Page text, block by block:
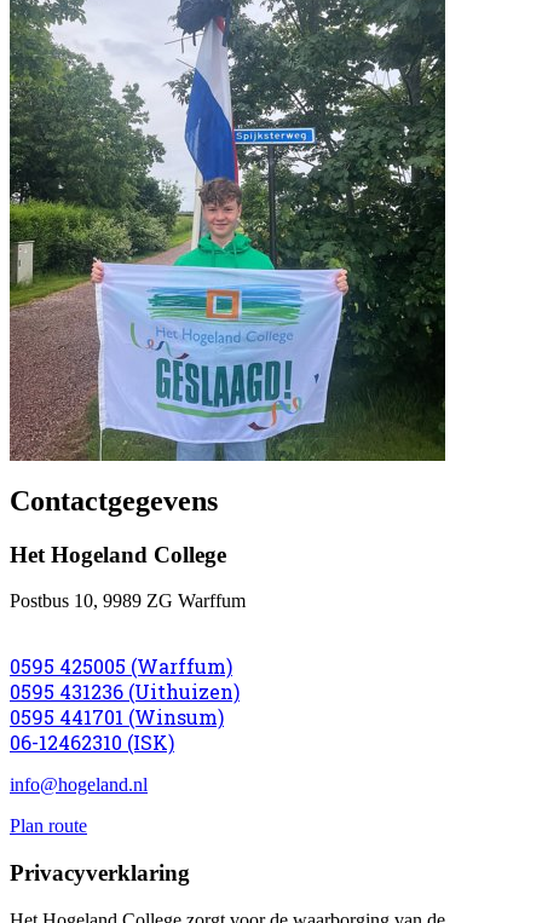
Contactgegevens
Het Hogeland College
Postbus 10, 9989 ZG Warffum
0595 425005 (Warffum)
0595 431236 (Uithuizen)
0595 441701 (Winsum)
06-12462310 (ISK)
info@hogeland.nl
Plan route
Privacyverklaring